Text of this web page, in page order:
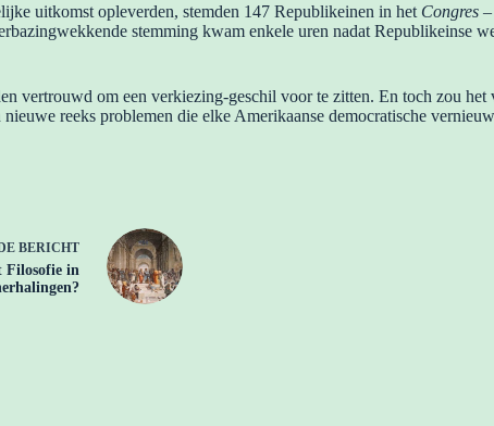
uitkomst opleverden, stemden 147 Republikeinen in het Congres
stemming kwam enkele uren nadat Republikeinse
vertrouwd om een ​​verkiezing-geschil voor te zitten. En toch zou
reeks problemen die elke Amerikaanse democratische
BERICHT
Filosofie in